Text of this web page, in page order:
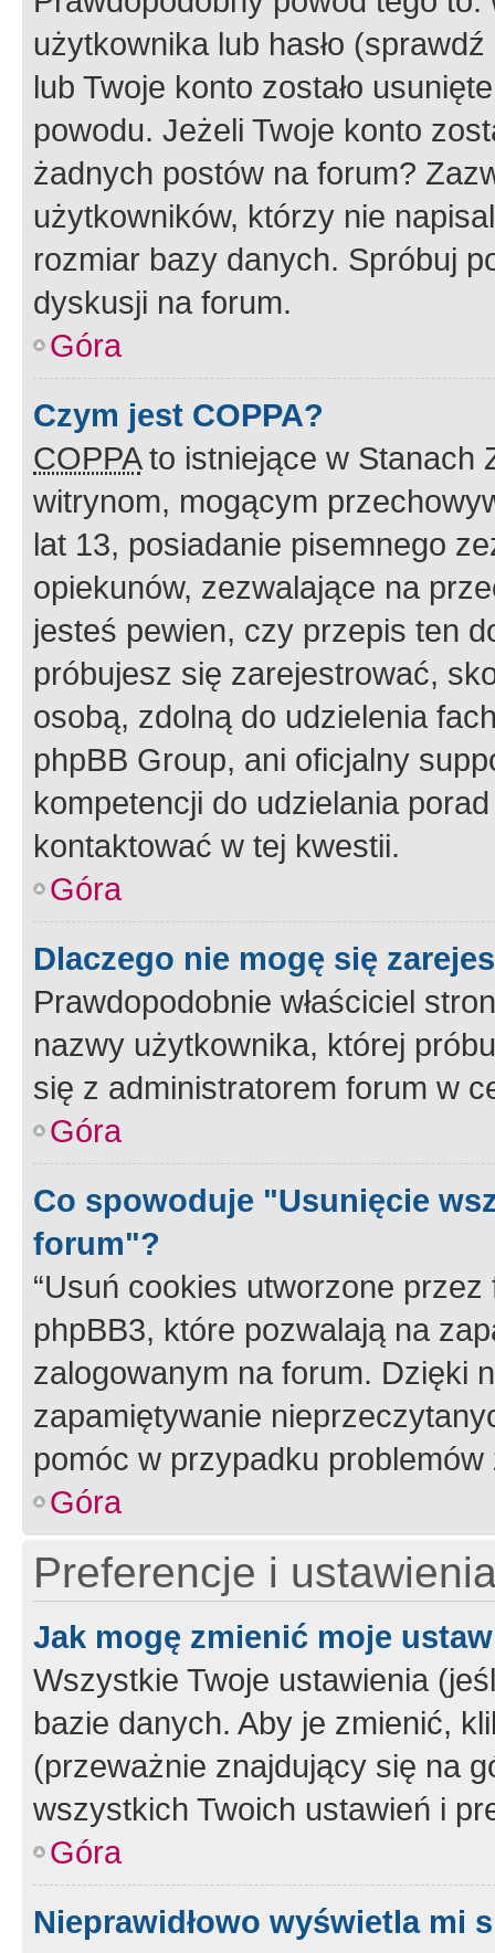
użytkownika lub hasło
lub Twoje konto zostało
powodu. Jeżeli Twoje konto
żadnych postów na forum?
użytkowników, którzy nie
rozmiar bazy danych. Spróbuj
dyskusji na forum.
Góra
Czym jest COPPA?
COPPAto istniejące w Stanach
witrynom, mogącym
lat 13, posiadanie pisemnego
opiekunów, zezwalające na
jesteś pewien, czy przepis ten
próbujesz się zarejestrować,
osobą, zdolną do udzielenia
phpBB Group, ani oficjalny
kompetencji do udzielania
kontaktować w tej kwestii.
Góra
Dlaczego nie mogę się
Prawdopodobnie właściciel
nazwy użytkownika, której
się z administratorem forum w
Góra
Co spowoduje "Usunięcie
forum"?
“Usuń cookies utworzone
phpBB3, które pozwalają na
zalogowanym na forum. Dzięki
zapamiętywanie
pomóc w przypadku
Góra
Preferencje i
Jak mogę zmienić moje
Wszystkie Twoje ustawienia
bazie danych. Aby je zmienić,
(przeważnie znajdujący się na
wszystkich Twoich ustawień i
Góra
Nieprawidłowo wyświetla mi